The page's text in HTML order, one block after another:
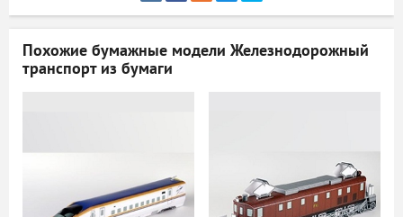
Похожие бумажные модели Железнодорожный
транспорт из бумаги